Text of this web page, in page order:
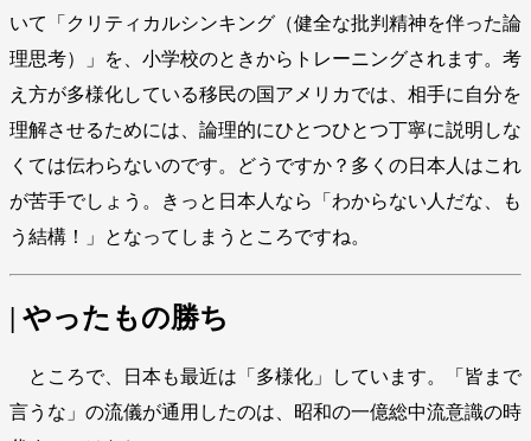
いて「クリティカルシンキング（健全な批判精神を伴った論
理思考）」を、小学校のときからトレーニングされます。考
え方が多様化している移民の国アメリカでは、相手に自分を
理解させるためには、論理的にひとつひとつ丁寧に説明しな
くては伝わらないのです。どうですか？多くの日本人はこれ
が苦手でしょう。きっと日本人なら「わからない人だな、も
う結構！」となってしまうところですね。
| やったもの勝ち
ところで、日本も最近は「多様化」しています。「皆まで
言うな」の流儀が通用したのは、昭和の一億総中流意識の時